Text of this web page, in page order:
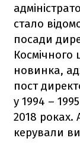
стало
посади
Космічного
новинка,
пост
у 1994 –
2018 роках.
керували